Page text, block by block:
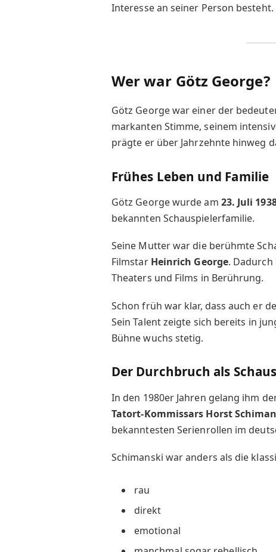
Interesse an seiner Person besteht.
Wer war Götz George?
Götz George war einer der
markanten Stimme, seinem
prägte er über Jahrzehnte hinweg
Frühes Leben und Familie
Götz George wurde am 23. Juli
bekannten Schauspielerfamilie.
Seine Mutter war die berühmte
Filmstar Heinrich George. Dadurch
Theaters und Films in Berührung.
Schon früh war klar, dass auch er
Sein Talent zeigte sich bereits in
Bühne wuchs stetig.
Der Durchbruch als
In den 1980er Jahren gelang ihm
Tatort-Kommissars Horst
bekanntesten Serienrollen im
Schimanski war anders als die
rau
direkt
emotional